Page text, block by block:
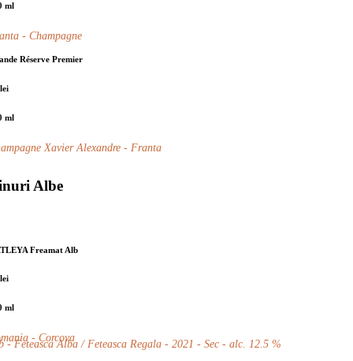
ml
- Champagne
Réserve Premier
ml
Xavier Alexandre - Franta
Albe
Freamat Alb
ml
- Corcova
- Feteasca Alba / Feteasca Regala - 2021 - Sec - alc. 12.5 %